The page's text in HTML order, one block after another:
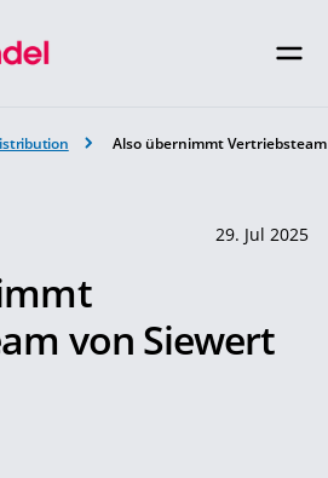
Also übernimmt
29. Jul 2025
von Siewert